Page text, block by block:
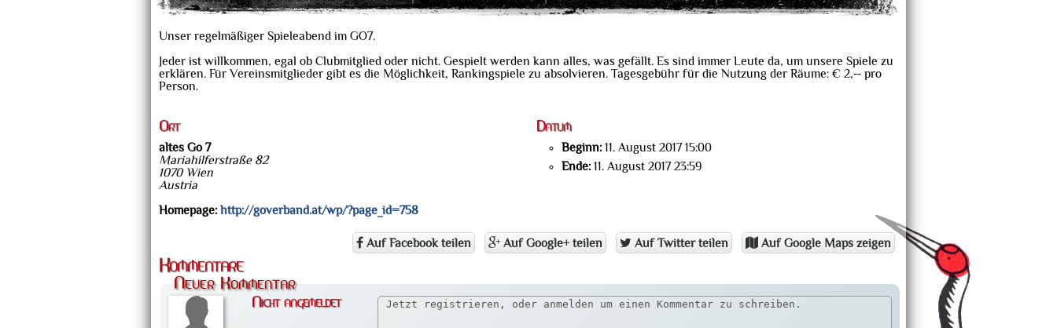
Unser regelmäßiger Spieleabend im GO7.
Jeder ist willkommen, egal ob Clubmitglied oder nicht. Gespielt werden kann alles, was gefällt. Es sind immer Leute da, um unsere Spiele zu
erklären. Für Vereinsmitglieder gibt es die Möglichkeit, Rankingspiele zu absolvieren. Tagesgebühr für die Nutzung der Räume: € 2,-- pro
Person.
Ort
altes Go 7
Mariahilferstraße 82
1070 Wien
Austria
Homepage: http://goverband.at/wp/?page_id=758
Datum
Beginn: 11. August 2017 15:00
Ende: 11. August 2017 23:59
Auf Facebook teilen Auf Google+ teilen Auf Twitter teilen Auf Google Maps zeigen
Kommentare
Neuer Kommentar
Nicht angemeldet